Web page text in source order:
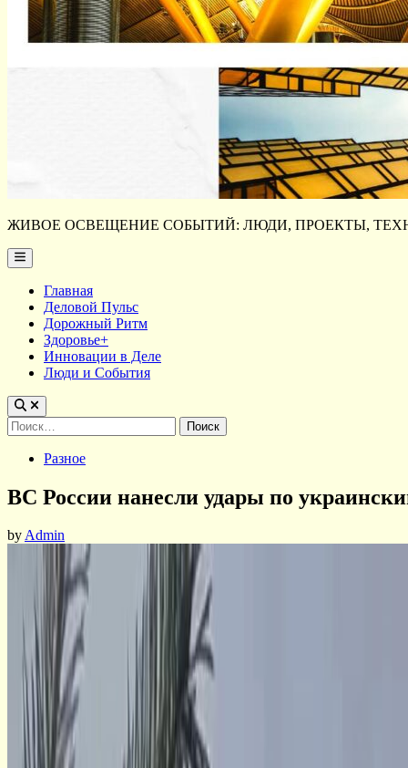
ЖИВОЕ ОСВЕЩЕНИЕ СОБЫТИЙ: ЛЮДИ, ПРОЕКТЫ,
Main
Menu
Главная
Деловой Пульс
Дорожный Ритм
Здоровье+
Инновации в Деле
Люди и События
Найти:
PostedРазное
ВС России нанесли удары по
byAdmin